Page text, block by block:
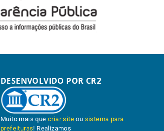
DESENVOLVIDO POR CR2
Muito mais quecriar site ou sistema para
prefeituras! Realizamos